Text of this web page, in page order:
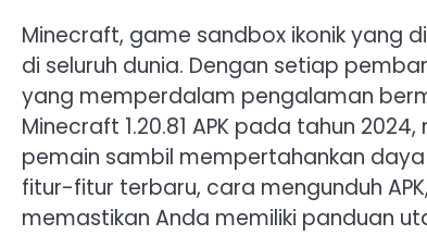
Minecraft, game sandbox ikonik yang
di seluruh dunia. Dengan setiap
yang memperdalam pengalaman
Minecraft 1.20.81 APK pada tahun
pemain sambil mempertahankan
fitur-fitur terbaru, cara mengunduh
memastikan Anda memiliki panduan